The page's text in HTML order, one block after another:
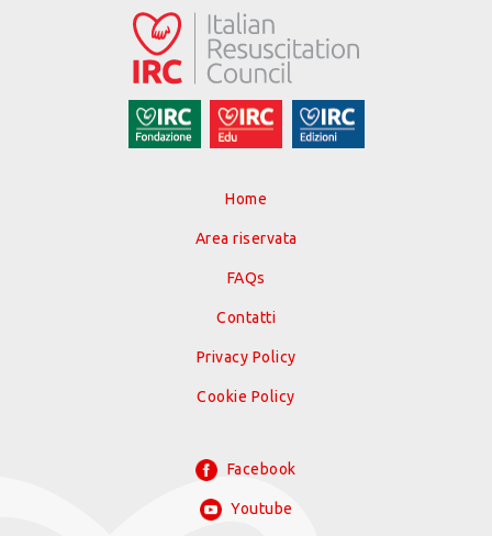
Home
Area riservata
FAQs
Contatti
Privacy Policy
Cookie Policy
Facebook
Youtube